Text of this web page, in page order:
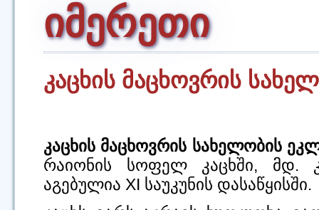
იმერეთი
კაცხის მაცხოვრის
კაცხის მაცხოვრის სახელობის
რაიონის სოფელ კაცხში, მდ.
აგებულია XI საუკუნის დასაწყისში.